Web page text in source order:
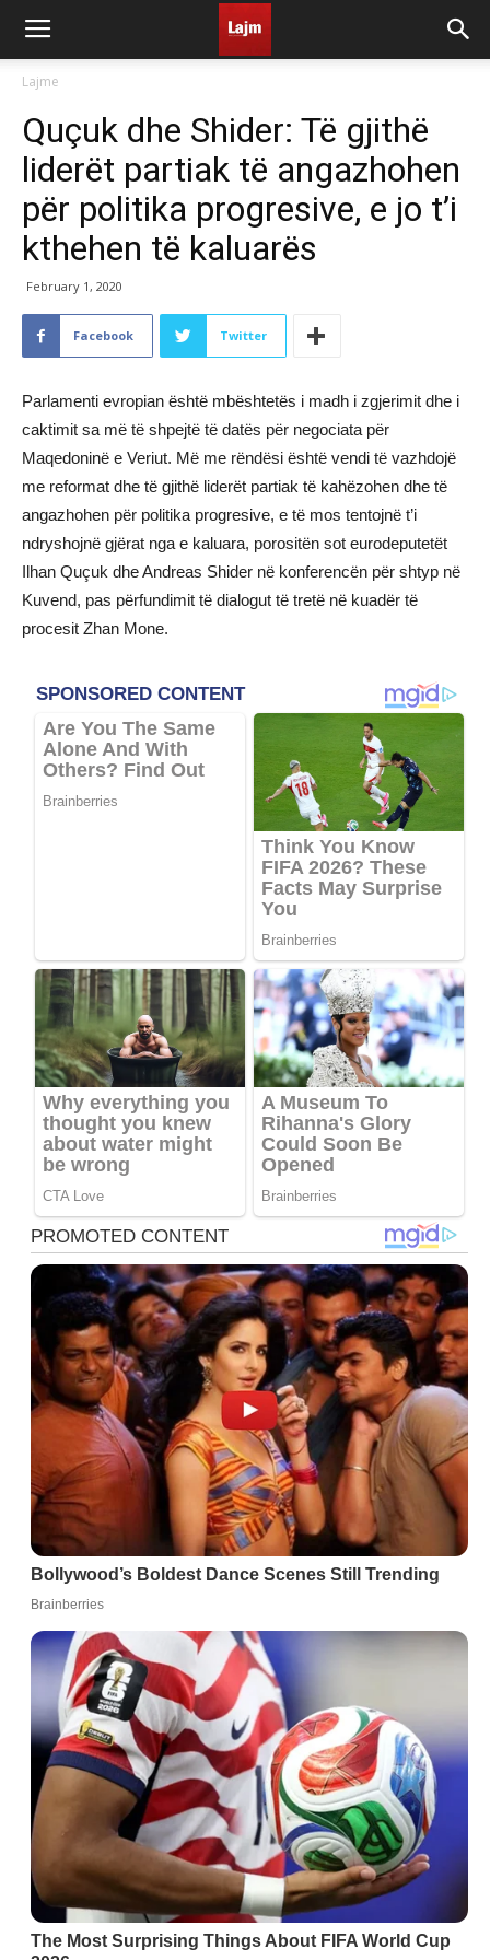
Lajme
Quçuk dhe Shider: Të gjithë
liderët partiak të angazhohen
për politika progresive, e jo t’i
kthehen të kaluarës
February 1, 2020
Facebook Twitter
Parlamenti evropian është mbështetës i madh i zgjerimit dhe i
caktimit sa më të shpejtë të datës për negociata për
Maqedoninë e Veriut. Më me rëndësi është vendi të vazhdojë
me reformat dhe të gjithë liderët partiak të kahëzohen dhe të
angazhohen për politika progresive, e të mos tentojnë t’i
ndryshojnë gjërat nga e kaluara, porositën sot eurodeputetët
Ilhan Quçuk dhe Andreas Shider në konferencën për shtyp në
Kuvend, pas përfundimit të dialogut të tretë në kuadër të
procesit Zhan Mone.